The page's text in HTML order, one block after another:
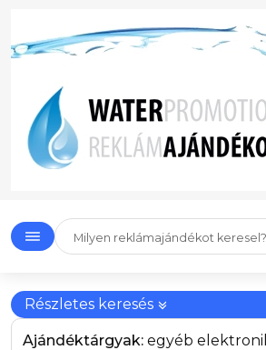
Részletes keresés
Ajándéktárgyak: egyéb